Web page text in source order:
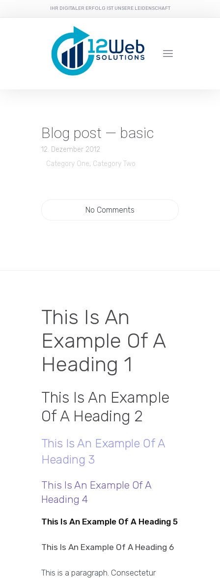
IHR DIGITALER ERFOLG IST UNSERE LEIDENSCHAFT
Blog post — basic
12. Dezember 2012
Category One, Category Two
No Comments
This Is An
Example Of A
Heading 1
This Is An Example
Of A Heading 2
This Is An Example Of A
Heading 3
This Is An Example Of A
Heading 4
This Is An Example Of A Heading 5
This Is An Example Of A Heading 6
This is a paragraph. Consectetur